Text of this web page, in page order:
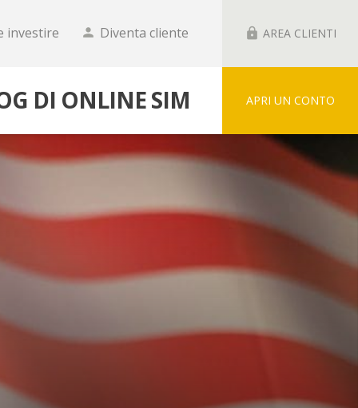
investire person Diventa cliente lock AREA CLIENTI
DI ONLINE SIM APRI UN CONTO